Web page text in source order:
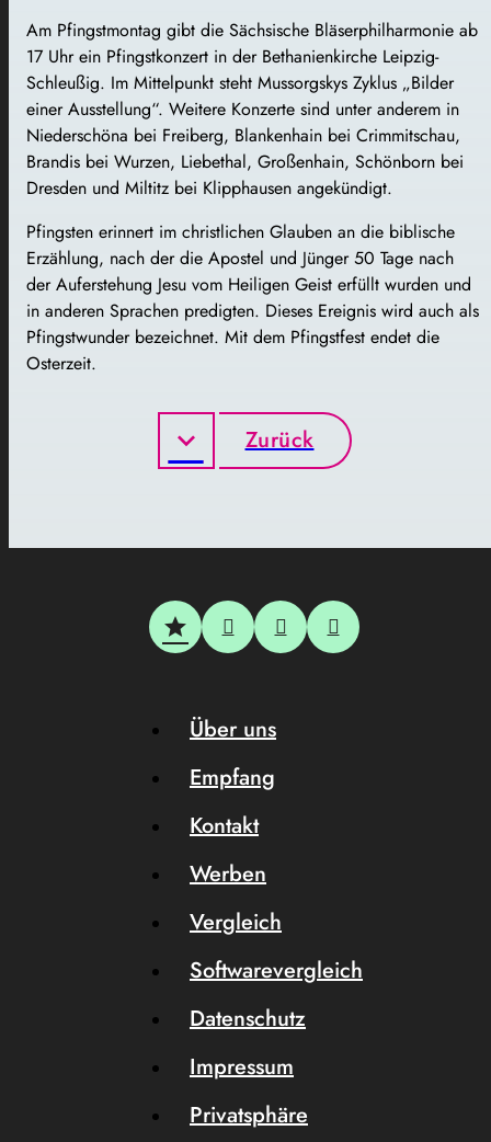
Am Pfingstmontag gibt die Sächsische Bläserphilharmonie ab
17 Uhr ein Pfingstkonzert in der Bethanienkirche Leipzig-
Schleußig. Im Mittelpunkt steht Mussorgskys Zyklus „Bilder
einer Ausstellung“. Weitere Konzerte sind unter anderem in
Niederschöna bei Freiberg, Blankenhain bei Crimmitschau,
Brandis bei Wurzen, Liebethal, Großenhain, Schönborn bei
Dresden und Miltitz bei Klipphausen angekündigt.
Pfingsten erinnert im christlichen Glauben an die biblische
Erzählung, nach der die Apostel und Jünger 50 Tage nach
der Auferstehung Jesu vom Heiligen Geist erfüllt wurden und
in anderen Sprachen predigten. Dieses Ereignis wird auch als
Pfingstwunder bezeichnet. Mit dem Pfingstfest endet die
Osterzeit.
Zurück
Über uns
Empfang
Kontakt
Werben
Vergleich
Softwarevergleich
Datenschutz
Impressum
Privatsphäre